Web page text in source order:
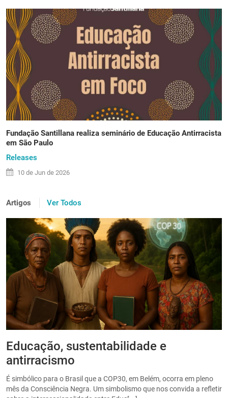
Fundação Santillana realiza seminário de Educação Antirracista
em São Paulo
Releases
10 de Jun de 2026
Artigos Ver Todos
Educação, sustentabilidade e
antirracismo
É simbólico para o Brasil que a COP30, em Belém, ocorra em pleno
mês da Consciência Negra. Um simbolismo que nos convida a refletir